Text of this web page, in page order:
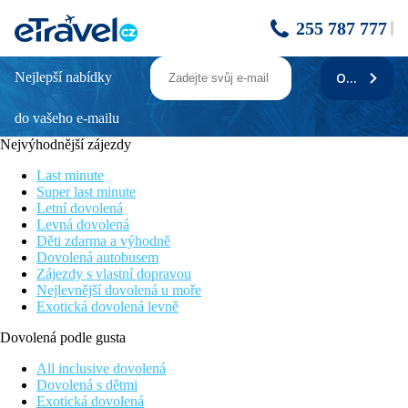
255 787 777
APARTMÁNY LANTERNA SUNSET BY
VALAMAR
Poloha
Apartmány Lanterna Sunset jsou situovány cca 13 km od centra
městečka Poreč s obchůdky, restauracemi a bary. Ve vzdálenosti
od 20 - 200 metrů od apartmánů se nachází pláž. Za poplatek si
tam návštěvnící mohou pronajmout lehátka a slunečníky
Popis hotelu
V komplexu je hostům k dispozici recepce s trezorem,
restaurace, parkoviště a směnárna. Na recepci se hosté mohou
připojit k internetu přes wi-fi
Mezi základní vybavení pokojů patří vlastní sociální zařízení,
Nejlepší nabídky
do vašeho e-mailu
ODEBÍRAT
Nejvýhodnější zájezdy
Last minute
Super last minute
Letní dovolená
Levná dovolená
Děti zdarma a výhodně
Dovolená autobusem
Zájezdy s vlastní dopravou
Nejlevnější dovolená u moře
Exotická dovolená levně
Dovolená podle gusta
All inclusive dovolená
Dovolená s dětmi
Exotická dovolená